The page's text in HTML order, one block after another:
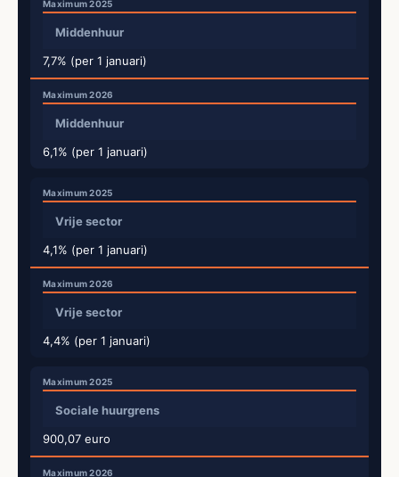
Middenhuur
7,7% (per 1 januari)
Middenhuur
6,1% (per 1 januari)
Vrije sector
4,1% (per 1 januari)
Vrije sector
4,4% (per 1 januari)
Sociale huurgrens
900,07 euro